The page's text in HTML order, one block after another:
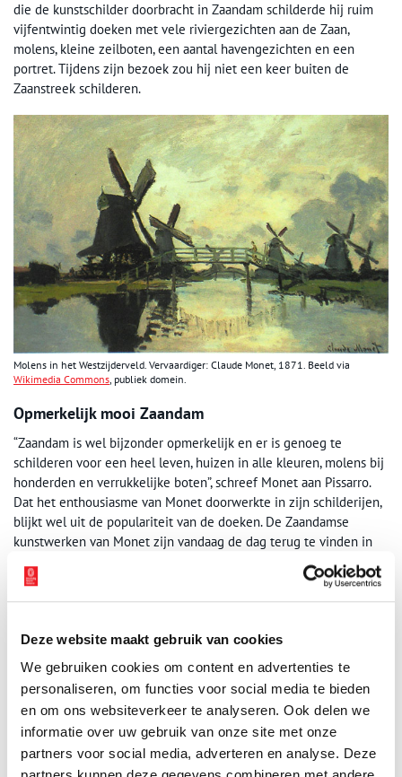
Deze website maakt gebruik van cookies
We gebruiken cookies om content en advertenties te
personaliseren, om functies voor social media te bieden
en om ons websiteverkeer te analyseren. Ook delen we
informatie over uw gebruik van onze site met onze
partners voor social media, adverteren en analyse. Deze
die de kunstschilder doorbracht in Zaandam schilderde hij ruim
vijfentwintig doeken met vele riviergezichten aan de Zaan,
molens, kleine zeilboten, een aantal havengezichten en een
portret. Tijdens zijn bezoek zou hij niet een keer buiten de
Zaanstreek schilderen.
Molens in het Westzijderveld. Vervaardiger: Claude Monet, 1871. Beeld via
Wikimedia Commons, publiek domein.
Opmerkelijk mooi Zaandam
“Zaandam is wel bijzonder opmerkelijk en er is genoeg te
schilderen voor een heel leven, huizen in alle kleuren, molens bij
honderden en verrukkelijke boten”, schreef Monet aan Pissarro.
Dat het enthousiasme van Monet doorwerkte in zijn schilderijen,
blijkt wel uit de populariteit van de doeken. De Zaandamse
kunstwerken van Monet zijn vandaag de dag terug te vinden in
grote musea in Europa als het Musée d’Orsay te Parijs, het
Metropolitan Museum of Art in New York en het Van Gogh
Museum in Amsterdam.